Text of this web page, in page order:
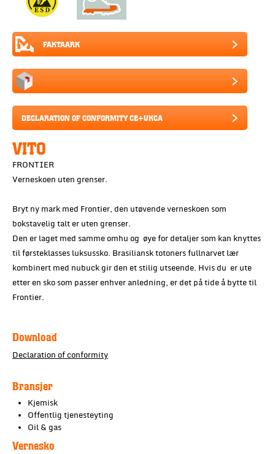
FAKTAARK
DECLARATION OF CONFORMITY CE+UKCA
VITO
FRONTIER
Verneskoen uten grenser.
Bryt ny mark med Frontier, den utøvende verneskoen som
bokstavelig talt er uten grenser.
Den er laget med samme omhu og øye for detaljer som kan knyttes
til førsteklasses luksussko. Brasiliansk totoners fullnarvet lær
kombinert med nubuck gir den et stilig utseende. Hvis du er ute
etter en sko som passer enhver anledning, er det på tide å bytte til
Frontier.
Download
Declaration of conformity
Bransjer
Kjemisk
Offentlig tjenesteyting
Oil & gas
Vernesko